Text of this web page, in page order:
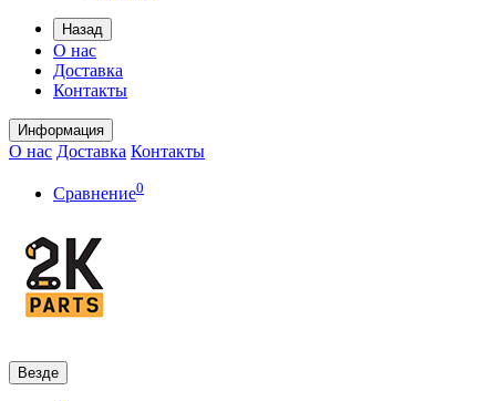
Назад
О нас
Доставка
Контакты
Информация
О нас Доставка Контакты
Сравнение0
Везде